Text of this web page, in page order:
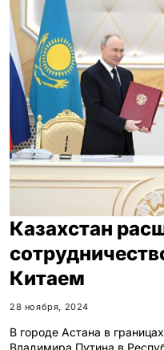
Казахстан
Китаем
28 ноября, 2024
В городе Астана в